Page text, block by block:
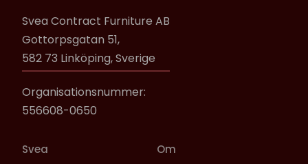
Svea Contract Furniture AB
Gottorpsgatan 51,
582 73 Linköping, Sverige
Organisationsnummer:
556608-0650
Svea Om